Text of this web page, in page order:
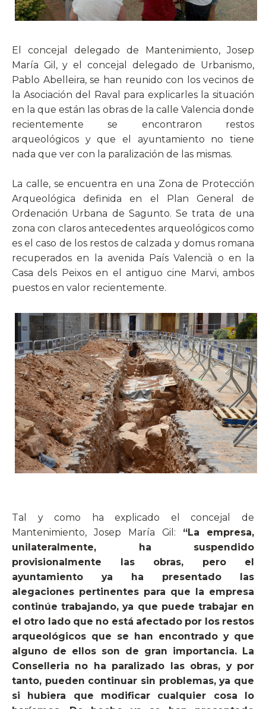
El concejal delegado de Mantenimiento, Josep
María Gil, y el concejal delegado de Urbanismo,
Pablo Abelleira, se han reunido con los vecinos de
la Asociación del Raval para explicarles la situación
en la que están las obras de la calle Valencia donde
recientemente se encontraron restos
arqueológicos y que el ayuntamiento no tiene
nada que ver con la paralización de las mismas.
La calle, se encuentra en una Zona de Protección
Arqueológicadefinida en el Plan General de
Ordenación Urbana de Sagunto. Se trata de una
zona con claros antecedentes arqueológicos como
es el caso de los restos de calzada y domus romana
recuperados en la avenida País Valencià o en la
Casa dels Peixos en el antiguo cine Marvi, ambos
puestos en valor recientemente.
Tal y como ha explicado el concejal de
Mantenimiento, Josep María Gil: “La empresa,
unilateralmente, ha suspendido
provisionalmente las obras, pero el
ayuntamiento ya ha presentado las
alegaciones pertinentes para que la empresa
continúe trabajando, ya que puede trabajar en
el otro lado que no está afectado por los restos
arqueológicos que se han encontrado y que
alguno de ellos son de gran importancia. La
Conselleria no ha paralizado las obras, y por
tanto, pueden continuar sin problemas, ya que
si hubiera que modificar cualquier cosa lo